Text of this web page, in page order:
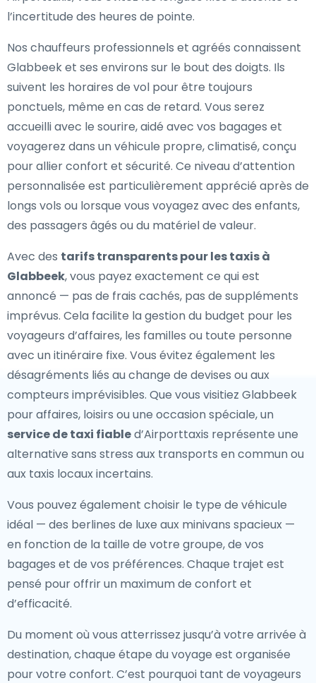
l’incertitude des heures de pointe.
Nos chauffeurs professionnels et agréés connaissent
Glabbeek et ses environs sur le bout des doigts. Ils
suivent les horaires de vol pour être toujours
ponctuels, même en cas de retard. Vous serez
accueilli avec le sourire, aidé avec vos bagages et
voyagerez dans un véhicule propre, climatisé, conçu
pour allier confort et sécurité. Ce niveau d’attention
personnalisée est particulièrement apprécié après de
longs vols ou lorsque vous voyagez avec des enfants,
des passagers âgés ou du matériel de valeur.
Avec des tarifs transparents pour les taxis à
Glabbeek, vous payez exactement ce qui est
annoncé — pas de frais cachés, pas de suppléments
imprévus. Cela facilite la gestion du budget pour les
voyageurs d’affaires, les familles ou toute personne
avec un itinéraire fixe. Vous évitez également les
désagréments liés au change de devises ou aux
compteurs imprévisibles. Que vous visitiez Glabbeek
pour affaires, loisirs ou une occasion spéciale, un
service de taxi fiabled’Airporttaxis représente une
alternative sans stress aux transports en commun ou
aux taxis locaux incertains.
Vous pouvez également choisir le type de véhicule
idéal — des berlines de luxe aux minivans spacieux —
en fonction de la taille de votre groupe, de vos
bagages et de vos préférences. Chaque trajet est
pensé pour offrir un maximum de confort et
d’efficacité.
Du moment où vous atterrissez jusqu’à votre arrivée à
destination, chaque étape du voyage est organisée
pour votre confort. C’est pourquoi tant de voyageurs